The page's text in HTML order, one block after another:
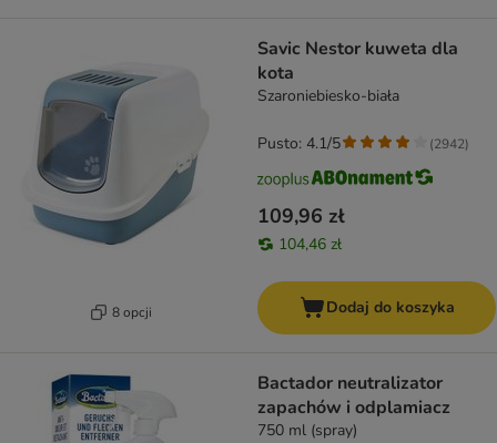
8 opcji
Savic Nestor kuweta dla
kota
Szaroniebiesko-biała
109,96 zł
104,46 zł
Pusto: 4.1/5 (2942)
Dodaj do koszyka
Bactador neutralizator
zapachów i odplamiacz
750 ml (spray)